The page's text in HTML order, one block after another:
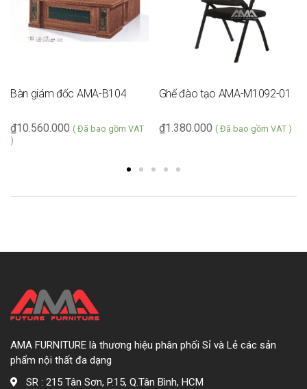
Bàn giám đốc AMA-B104
10.560.000
₫
( Đã bao gồm VAT
)
Ghế đào tạo AMA-M1092-01
1.380.000
₫ ( Đã bao gồm VAT )
AMA FURNITURE là thương hiệu phân phối Sỉ và Lẻ các sản
phẩm nội thất đa dạng
SR : 215 Tân Sơn, P.15, Q.Tân Bình, HCM